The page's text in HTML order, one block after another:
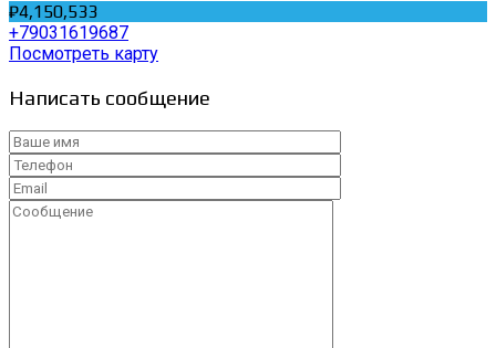
₽4,150,533
+79031619687
Посмотреть карту
Написать сообщение